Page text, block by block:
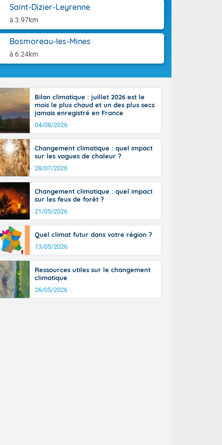
Saint-Dizier-Leyrenne
à 3.97km
Bosmoreau-les-Mines
à 6.24km
de
reste du
orages
le rivage
virulents
et
sur le
localement
de la
90 à 110
de Manche
avec
Rhône-
entrées
aux
du
peuvent
nord-
les rafales
et sur le
vallée
Bilan climatique : juillet 2026 est le
mois le plus chaud et un des plus secs
jamais enregistré en France
04/08/2026
Changement climatique : quel impact
sur les vagues de chaleur ?
28/07/2026
Changement climatique : quel impact
sur les feux de forêt ?
21/05/2026
Quel climat futur dans votre région ?
13/05/2026
Ressources utiles sur le changement
climatique
26/05/2026